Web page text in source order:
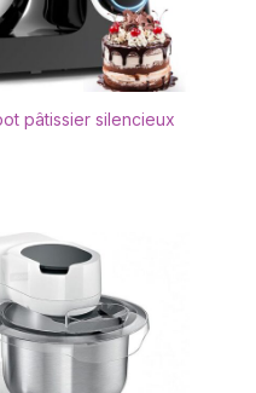
pâtissier silencieux